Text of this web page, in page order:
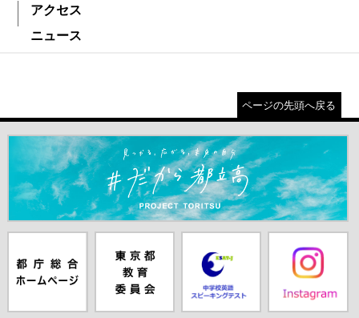
アクセス
ニュース
ページの先頭へ戻る
＃だから都立高（別ウインドウが開きます）
ムページ（別
ウインドウが
員会（別ウイ
ンドウが開き
ピーキングテ
スト（別ウイ
ンドウが開き
ウインドウが
開きます）